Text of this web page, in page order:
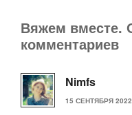
Вяжем вместе.
комментариев
Nimfs
15 СЕНТЯБРЯ